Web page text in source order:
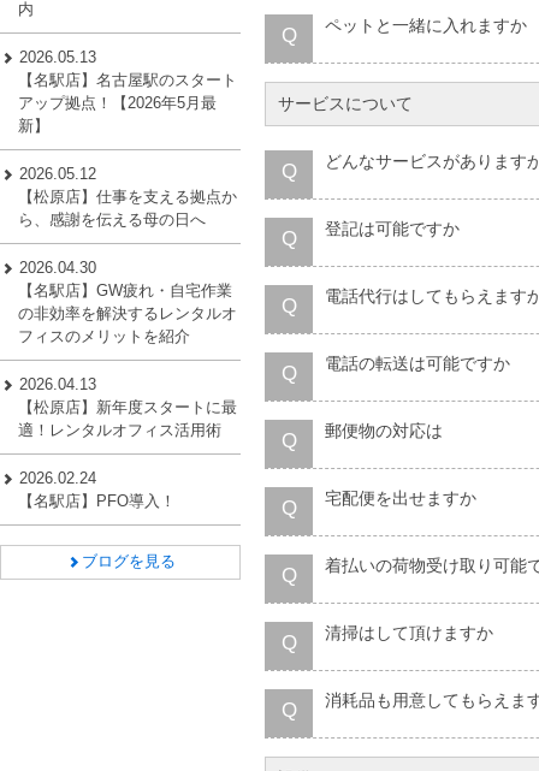
Q ペットと一緒に入れますか
サービスについて
Q どんなサービスがあります
Q 登記は可能ですか
Q 電話代行はしてもらえます
Q 電話の転送は可能ですか
Q 郵便物の対応は
Q 宅配便を出せますか
Q 着払いの荷物受け取り可能
Q 清掃はして頂けますか
Q 消耗品も用意してもらえま
内
2026.05.13
【名駅店】名古屋駅のスタート
アップ拠点！【2026年5月最
新】
2026.05.12
【松原店】仕事を支える拠点か
ら、感謝を伝える母の日へ
2026.04.30
【名駅店】GW疲れ・自宅作業
の非効率を解決するレンタルオ
フィスのメリットを紹介
2026.04.13
【松原店】新年度スタートに最
適！レンタルオフィス活用術
2026.02.24
【名駅店】PFO導入！
ブログを見る